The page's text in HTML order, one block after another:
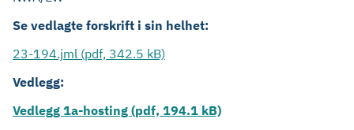
Se vedlagte forskrift i sin helhet:
23-194.jml (pdf, 342.5 kB)
Vedlegg:
Vedlegg 1a-hosting (pdf, 194.1 kB)